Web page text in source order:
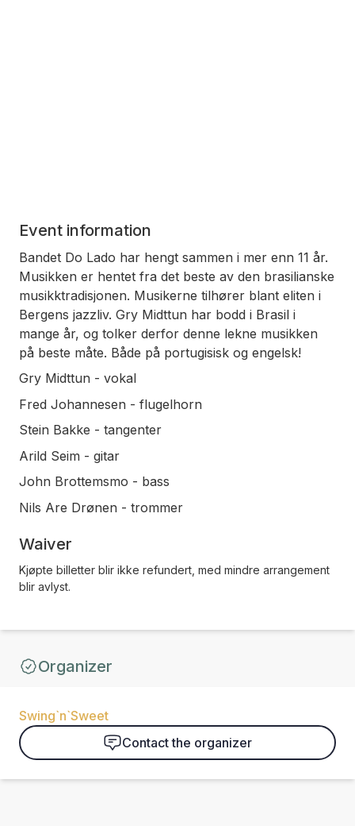
Event information
Bandet Do Lado har hengt sammen i mer enn 11 år.
Musikken er hentet fra det beste av den brasilianske
musikktradisjonen. Musikerne tilhører blant eliten i
Bergens jazzliv. Gry Midttun har bodd i Brasil i
mange år, og tolker derfor denne lekne musikken
på beste måte. Både på portugisisk og engelsk!
Gry Midttun - vokal
Fred Johannesen - flugelhorn
Stein Bakke - tangenter
Arild Seim - gitar
John Brottemsmo - bass
Nils Are Drønen - trommer
Waiver
Kjøpte billetter blir ikke refundert, med mindre arrangement
blir avlyst.
Organizer
Swing`n`Sweet
Contact the organizer